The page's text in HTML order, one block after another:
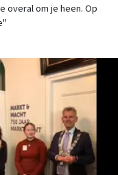
overal om je heen. Op